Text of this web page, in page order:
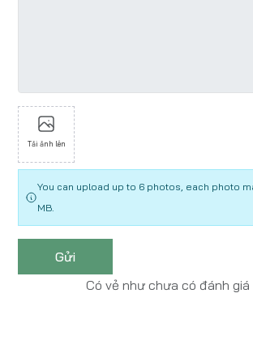
Tải ảnh lên
You can upload up to 6 photos, each photo
MB.
Gửi
Có vẻ như chưa có đánh giá